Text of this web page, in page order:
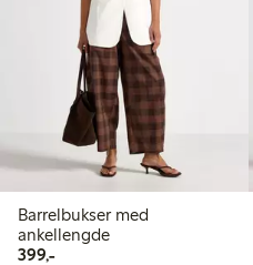
Barrelbukser med
ankellengde
399,-399,00 kr